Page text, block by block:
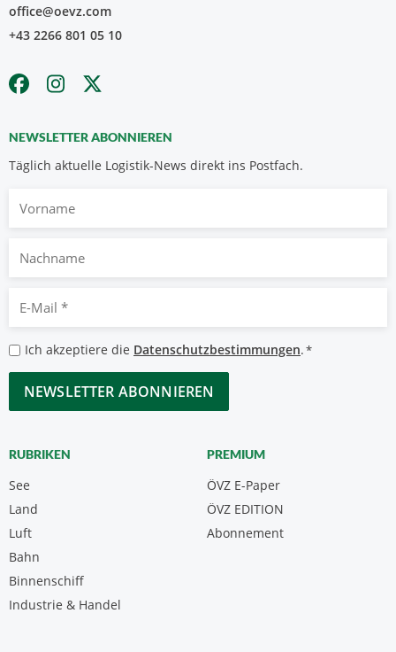
office@oevz.com
+43 2266 801 05 10
NEWSLETTER ABONNIEREN
Täglich aktuelle Logistik-News direkt ins Postfach.
Nachname
Mail
*
Datenschutzbestimmungen
*
Ich akzeptiere die Datenschutzbestimmungen.*
CAPTCHA
RUBRIKEN
See
Land
Luft
Bahn
Binnenschiff
Industrie & Handel
PREMIUM
ÖVZ E-Paper
Abonnement
ÖVZ EDITION